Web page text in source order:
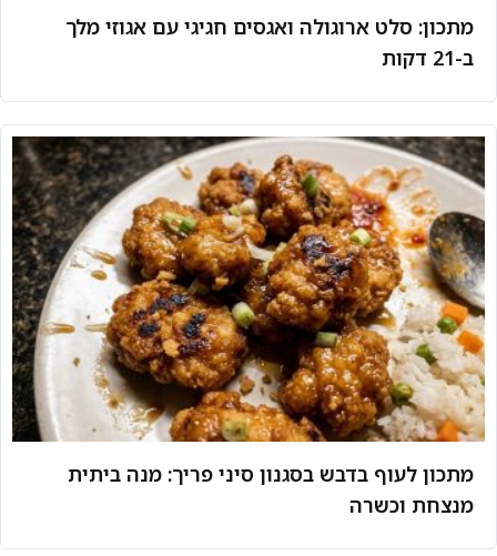
מתכון: סלט ארוגולה ואגסים חגיגי עם אגוזי מלך
ב-21 דקות
מתכון לעוף בדבש בסגנון סיני פריך: מנה ביתית
מנצחת וכשרה